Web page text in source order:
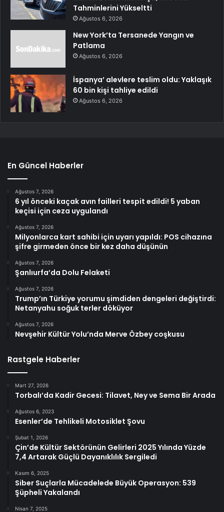
Tahminlerini Yükseltti
Ağustos 6, 2026
New York’ta Tersanede Yangın ve
Patlama
Ağustos 6, 2026
İspanya’ alevlere teslim oldu: Yaklaşık
60 bin kişi tahliye edildi
Ağustos 6, 2026
En Güncel Haberler
Ağustos 7, 2026
6 yıl önceki kaçak avın failleri tespit edildi! 5 yaban
keçisi için ceza uygulandı
Ağustos 7, 2026
Milyonlarca kart sahibi için uyarı yapıldı: POS cihazına
şifre girmeden önce bir kez daha düşünün
Ağustos 7, 2026
Şanlıurfa’da Dolu Felaketi
Ağustos 7, 2026
Trump’ın Türkiye yorumu şimdiden dengeleri değiştirdi:
Netanyahu soğuk terler döküyor
Ağustos 7, 2026
Nevşehir Kültür Yolu’nda Merve Özbey coşkusu
Rastgele Haberler
Mart 27, 2026
Torbalı’da Kadir Gecesi: Tilavet, Ney ve Sema Bir Arada
Ağustos 6, 2023
Esenler’de Tehlikeli Motosiklet Şovu
Şubat 1, 2026
Çin’de Kültür Sektörünün Gelirleri 2025 Yılında Yüzde
7,4 Artarak Güçlü Dayanıklılık Sergiledi
Kasım 6, 2025
Siber Suçlarla Mücadelede Büyük Operasyon: 539
Şüpheli Yakalandı
Nisan 7, 2025